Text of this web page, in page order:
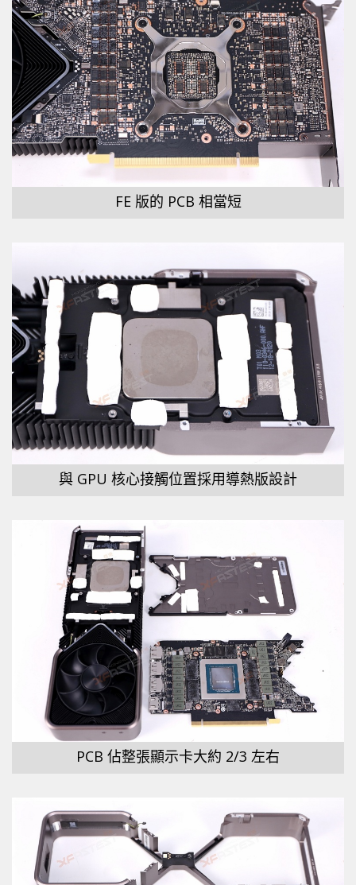
FE 版的 PCB 相當短
與 GPU 核心接觸位置採用導熱版設計
PCB 佔整張顯示卡大約 2/3 左右